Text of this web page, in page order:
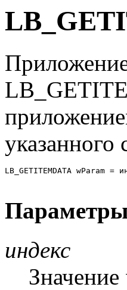
указанного
LB_GETITEMDATA
индекс
Значение